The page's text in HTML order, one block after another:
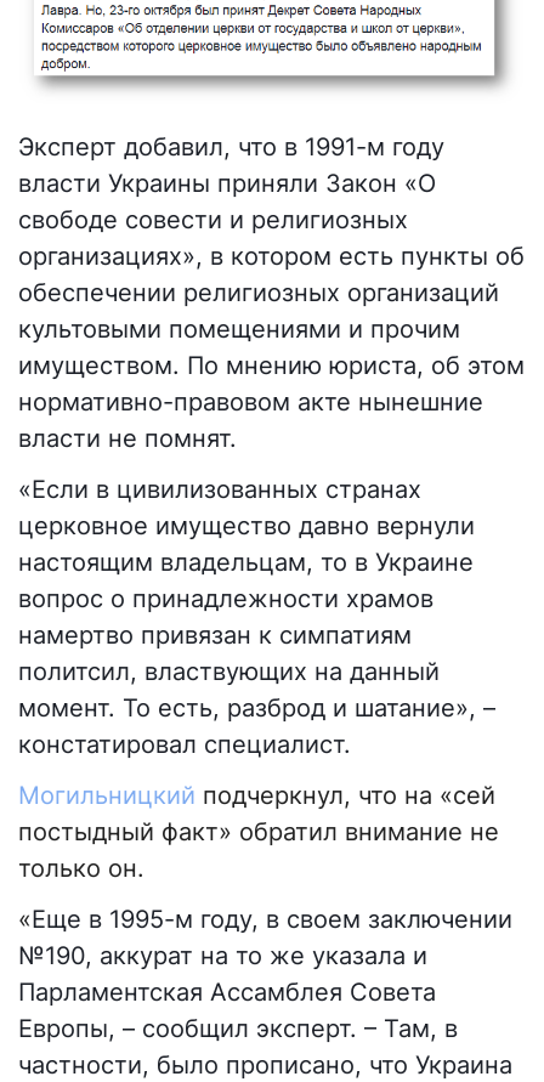
Эксперт добавил, что в 1991-м году
власти Украины приняли Закон «О
свободе совести и религиозных
организациях», в котором есть пункты об
обеспечении религиозных организаций
культовыми помещениями и прочим
имуществом. По мнению юриста, об этом
нормативно-правовом акте нынешние
власти не помнят.
«Если в цивилизованных странах
церковное имущество давно вернули
настоящим владельцам, то в Украине
вопрос о принадлежности храмов
намертво привязан к симпатиям
политсил, властвующих на данный
момент. То есть, разброд и шатание», –
констатировал специалист.
Могильницкий подчеркнул, что на «сей
постыдный факт» обратил внимание не
только он.
«Еще в 1995-м году, в своем заключении
№190, аккурат на то же указала и
Парламентская Ассамблея Совета
Европы, – сообщил эксперт. – Там, в
частности, было прописано, что Украина